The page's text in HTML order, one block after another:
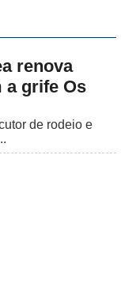
renova
a grife Os
de rodeio e